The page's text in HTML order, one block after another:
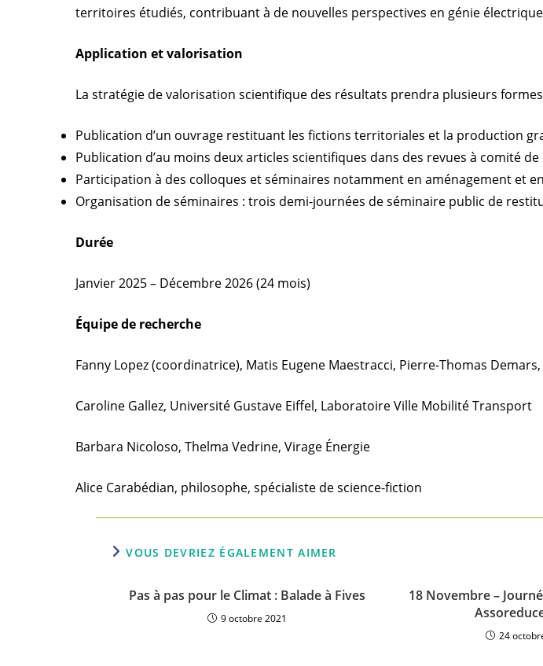
territoires étudiés, contribuant à de nouvelles perspectives en génie
Application et valorisation
La stratégie de valorisation scientifique des résultats prendra plusieurs
Publication d’un ouvrage restituant les fictions territoriales et la production
Publication d’au moins deux articles scientifiques dans des revues à comité
Participation à des colloques et séminaires notamment en aménagement et
Organisation de séminaires : trois demi-journées de séminaire public de
Durée
Janvier 2025 – Décembre 2026 (24 mois)
Équipe de recherche
Fanny Lopez (coordinatrice), Matis Eugene Maestracci, Pierre-Thomas
Caroline Gallez, Université Gustave Eiffel, Laboratoire Ville Mobilité Transport
Barbara Nicoloso, Thelma Vedrine, Virage Énergie
Alice Carabédian, philosophe, spécialiste de science-fiction
VOUS DEVRIEZ ÉGALEMENT AIMER
Pas à pas pour le Climat : Balade à Fives
9 octobre 2021
18 Novembre –
24